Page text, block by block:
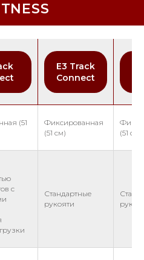
E3 Track
Connect
(51
Фиксированная
(51 см)
(51 см)
с
Стандартные
рукояти